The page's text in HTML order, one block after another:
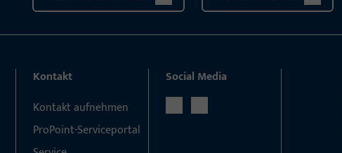
Kontakt
Kontakt aufnehmen
ProPoint-Serviceportal
Social Media